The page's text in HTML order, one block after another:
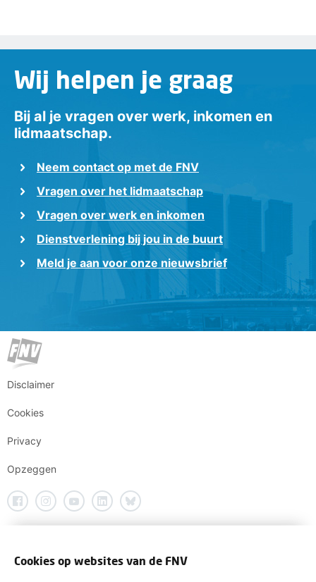
Wij helpen je graag
Bij al je vragen over werk, inkomen en
lidmaatschap.
Neem contact op met de FNV
Vragen over het lidmaatschap
Vragen over werk en inkomen
Dienstverlening bij jou in de buurt
Meld je aan voor onze nieuwsbrief
Disclaimer
Cookies
Privacy
Opzeggen
Cookies op websites van de FNV